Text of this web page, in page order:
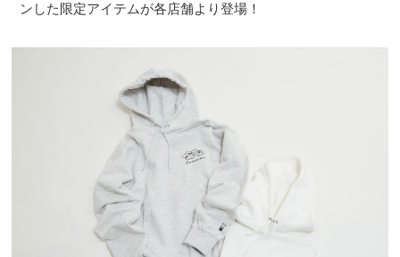
ンした限定アイテムが各店舗より登場！